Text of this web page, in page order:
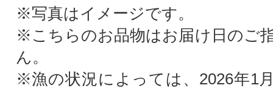
※写真はイメージです。
※こちらのお品物はお届け日のご
ん。
※漁の状況によっては、2026年1